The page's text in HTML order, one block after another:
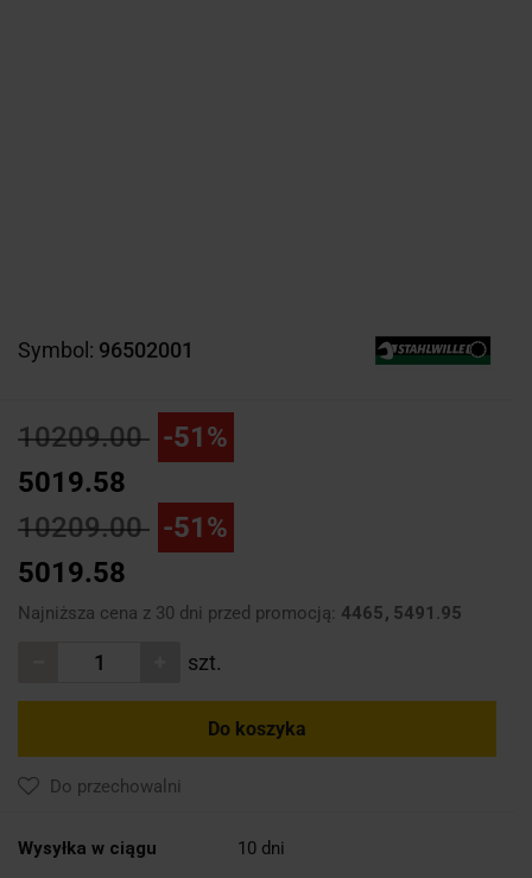
Symbol: 96502001
10209.00
-51%
5019.58
10209.00
-51%
5019.58
Najniższa cena z 30 dni przed promocją: 4465 5491.95
szt.
Do koszyka
Do przechowalni
Wysyłka w ciągu 10 dni